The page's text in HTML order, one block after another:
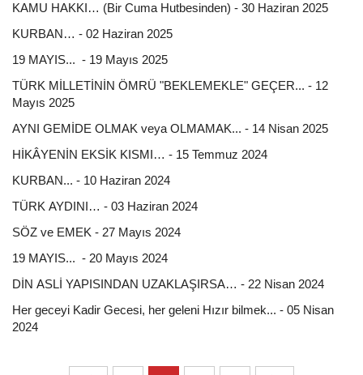
KAMU HAKKI… (Bir Cuma Hutbesinden) - 30 Haziran 2025
KURBAN… - 02 Haziran 2025
19 MAYIS... - 19 Mayıs 2025
TÜRK MİLLETİNİN ÖMRÜ "BEKLEMEKLE" GEÇER... - 12
Mayıs 2025
AYNI GEMİDE OLMAK veya OLMAMAK... - 14 Nisan 2025
HİKÂYENİN EKSİK KISMI… - 15 Temmuz 2024
KURBAN... - 10 Haziran 2024
TÜRK AYDINI… - 03 Haziran 2024
SÖZ ve EMEK - 27 Mayıs 2024
19 MAYIS... - 20 Mayıs 2024
DİN ASLİ YAPISINDAN UZAKLAŞIRSA… - 22 Nisan 2024
Her geceyi Kadir Gecesi, her geleni Hızır bilmek... - 05 Nisan
2024